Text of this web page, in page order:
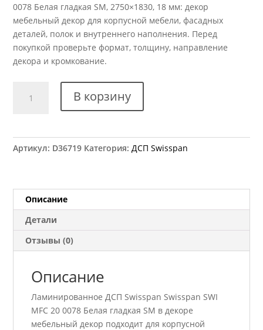
0078 Белая гладкая SM, 2750×1830, 18 мм: декор
мебельный декор для корпусной мебели, фасадных
деталей, полок и внутреннего наполнения. Перед
покупкой проверьте формат, толщину, направление
декора и кромкование.
товара
MFC
Белая
гладкая
2750х1830
18
В корзину
Артикул: D36719 Категория: ДСП Swisspan
Описание
Детали
Отзывы (0)
Описание
Ламинированное ДСП Swisspan Swisspan SWI
MFC 20 0078 Белая гладкая SM в декоре
мебельный декор подходит для корпусной